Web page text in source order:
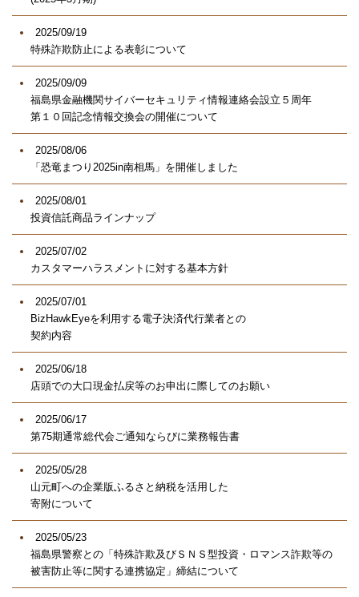
2025/09/19
特殊詐欺防止による表彰について
2025/09/09
福島県金融機関サイバーセキュリティ情報連絡会設立５周年
第１０回記念情報交換会の開催について
2025/08/06
「恐竜まつり2025in南相馬」を開催しました
2025/08/01
投資信託商品ラインナップ
2025/07/02
カスタマーハラスメントに対する基本方針
2025/07/01
BizHawkEyeを利用する電子決済代行業者との
契約内容
2025/06/18
店頭での大口現金払戻等のお申出に際してのお願い
2025/06/17
第75期通常総代会ご通知ならびに業務報告書
2025/05/28
山元町への企業版ふるさと納税を活用した
寄附について
2025/05/23
福島県警察との「特殊詐欺及びＳＮＳ型投資・ロマンス詐欺等の
被害防止等に関する連携協定」締結について